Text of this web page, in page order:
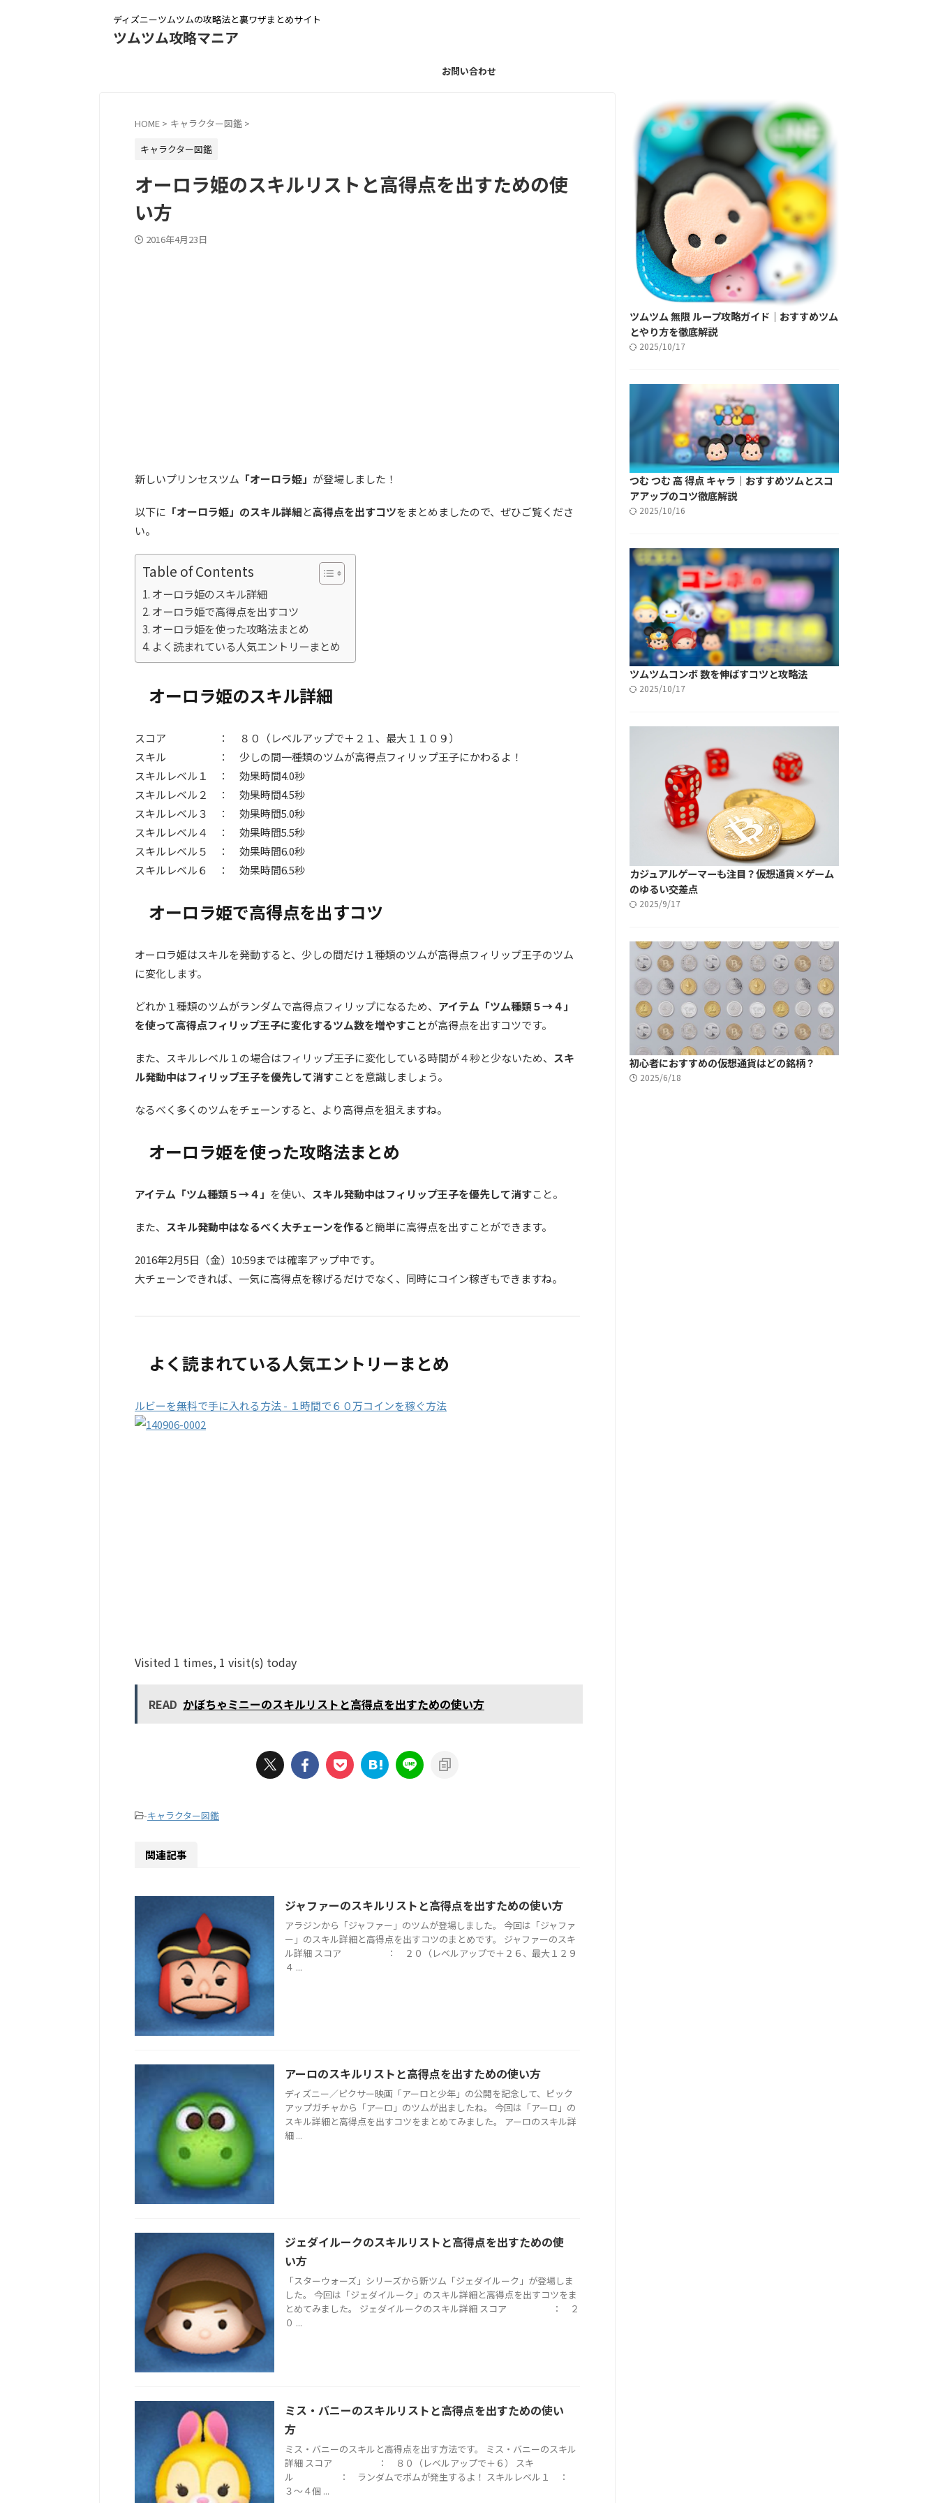
ディズニーツムツムの攻略法と裏ワザまとめサイト
ツムツム攻略マニア
お問い合わせ
HOME > キャラクター図鑑 >
キャラクター図鑑
オーロラ姫のスキルリストと高得点を出すための使
い方
2016年4月23日
新しいプリンセスツム 「オーロラ姫」 が登場しました！
以下に 「オーロラ姫」のスキル詳細と高得点を出すコツをまとめましたので、ぜひご覧くださ
い。
Table of Contents
オーロラ姫のスキル詳細
オーロラ姫で高得点を出すコツ
オーロラ姫を使った攻略法まとめ
よく読まれている人気エントリーまとめ
オーロラ姫のスキル詳細
スコア ： ８０（レベルアップで＋２１、最大１１０９）
スキル ： 少しの間一種類のツムが高得点フィリップ王子にかわるよ！
スキルレベル１ ： 効果時間4.0秒
スキルレベル２ ： 効果時間4.5秒
スキルレベル３ ： 効果時間5.0秒
スキルレベル４ ： 効果時間5.5秒
スキルレベル５ ： 効果時間6.0秒
スキルレベル６ ： 効果時間6.5秒
オーロラ姫で高得点を出すコツ
オーロラ姫はスキルを発動すると、少しの間だけ１種類のツムが高得点フィリップ王子のツム
に変化します。
どれか１種類のツムがランダムで高得点フィリップになるため、 アイテム「ツム種類５→４」
を使って高得点フィリップ王子に変化するツム数を増やすことが高得点を出すコツです。
また、スキルレベル１の場合はフィリップ王子に変化している時間が４秒と少ないため、 スキ
ル発動中はフィリップ王子を優先して消すことを意識しましょう。
なるべく多くのツムをチェーンすると、より高得点を狙えますね。
オーロラ姫を使った攻略法まとめ
アイテム「ツム種類５→４」 を使い、 スキル発動中はフィリップ王子を優先して消すこと。
また、 スキル発動中はなるべく大チェーンを作る と簡単に高得点を出すことができます。
2016年2月5日（金）10:59までは確率アップ中です。
大チェーンできれば、一気に高得点を稼げるだけでなく、同時にコイン稼ぎもできますね。
よく読まれている人気エントリーまとめ
ルビーを無料で手に入れる方法 - １時間で６０万コインを稼ぐ方法
Visited 1 times, 1 visit(s) today
READ かぼちゃミニーのスキルリストと高得点を出すための使い方
-キャラクター図鑑
関連記事
ジャファーのスキルリストと高得点を出すための使い方
アラジンから「ジャファー」のツムが登場しました。 今回は「ジャファ
ー」のスキル詳細と高得点を出すコツのまとめです。 ジャファーのスキ
ル詳細 スコア ： ２０（レベルアップで＋２６、最大１２９
４ ...
アーロのスキルリストと高得点を出すための使い方
ディズニー／ピクサー映画「アーロと少年」の公開を記念して、ピック
アップガチャから「アーロ」のツムが出ましたね。 今回は「アーロ」の
スキル詳細と高得点を出すコツをまとめてみました。 アーロのスキル詳
細 ...
ジェダイルークのスキルリストと高得点を出すための使
い方
「スターウォーズ」シリーズから新ツム「ジェダイルーク」が登場しま
した。 今回は「ジェダイルーク」のスキル詳細と高得点を出すコツをま
とめてみました。 ジェダイルークのスキル詳細 スコア ： ２
０ ...
ミス・バニーのスキルリストと高得点を出すための使い
方
ミス・バニーのスキルと高得点を出す方法です。 ミス・バニーのスキル
詳細 スコア ： ８０（レベルアップで＋６） スキ
ル ： ランダムでボムが発生するよ！ スキルレベル１ ：
３〜４個 ...
ツムツム 無限 ループ攻略ガイド｜おすすめツム
とやり方を徹底解説
2025/10/17
つむ つむ 高 得点 キャラ｜おすすめツムとスコ
アアップのコツ徹底解説
2025/10/16
ツムツムコンボ 数を伸ばすコツと攻略法
2025/10/17
カジュアルゲーマーも注目？仮想通貨×ゲーム
のゆるい交差点
2025/9/17
初心者におすすめの仮想通貨はどの銘柄？
2025/6/18